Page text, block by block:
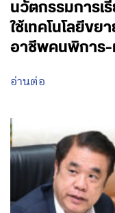
นวัตกรรมการเ
ใช้เทคโนโลยีข
อาชีพคนพิการ-
อ่านต่อ